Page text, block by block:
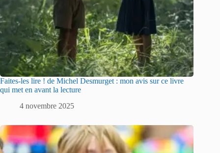
Faites-les lire ! de Michel Desmurget : mon avis sur ce livre
qui met en avant la lecture
4 novembre 2025